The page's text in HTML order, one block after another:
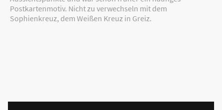
Postkartenmotiv. Nicht zu verwechseln mit dem
Sophienkreuz, dem Weißen Kreuz in Greiz.